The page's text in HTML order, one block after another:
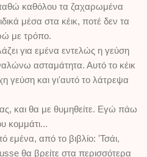
καθόλου τα ζαχαρωμένα
μέσα στα κέικ, ποτέ δεν τα
με τρόπο.
για εμένα εντελώς η γεύση
ασταμάτητα. Αυτό το κέικ
γεύση και γι'αυτό το λάτρεψα
και θα με θυμηθείτε. Εγώ πάω
κομμάτι...
από το βιβλίο: 'Τσάι,
θα βρείτε στα περισσότερα